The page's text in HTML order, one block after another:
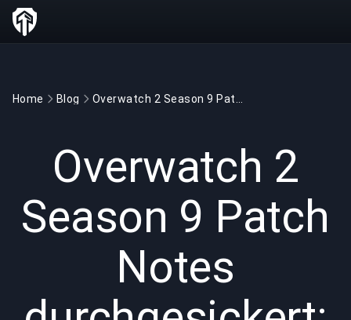
Home Blog
Overwatch 2
Season 9 Patch
Notes